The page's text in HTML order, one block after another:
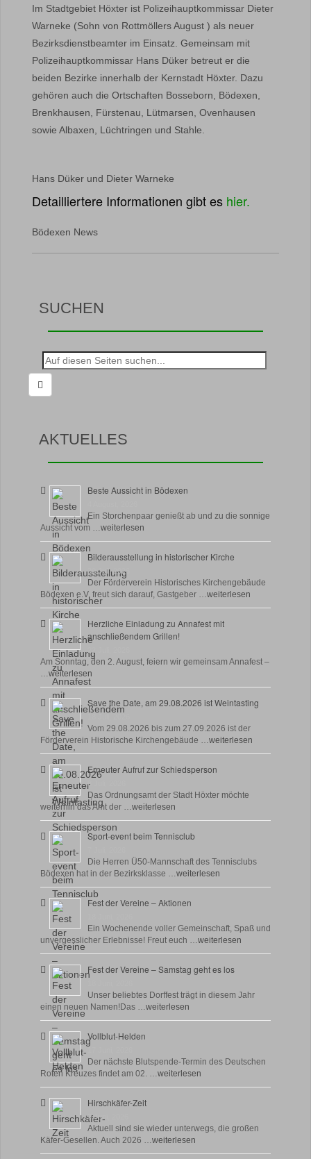
Im Stadtgebiet Höxter ist Polizeihauptkommissar Dieter
Warneke (Sohn von Rottmöllers August ) als neuer
Bezirksdienstbeamter im Einsatz. Gemeinsam mit
Polizeihauptkommissar Hans Düker betreut er die
beiden Bezirke innerhalb der Kernstadt Höxter. Dazu
gehören auch die Ortschaften Bosseborn, Bödexen,
Brenkhausen, Fürstenau, Lütmarsen, Ovenhausen
sowie Albaxen, Lüchtringen und Stahle.
Hans Düker und Dieter Warneke
Detailliertere Informationen gibt es hier.
Bödexen News
SUCHEN
Suche
nach:
AKTUELLES
Beste Aussicht in Bödexen
Ein Storchenpaar genießt ab und zu die sonnige
Aussicht vom …weiterlesen
Bilderausstellung in historischer Kirche
30 Juli, 2026
Der Förderverein Historisches Kirchengebäude
Bödexen e.V. freut sich darauf, Gastgeber …weiterlesen
Herzliche Einladung zu Annafest mit
anschließendem Grillen!
Am Sonntag, den 2. August, feiern wir gemeinsam Annafest –
…weiterlesen
Save the Date, am 29.08.2026 ist Weintasting
Vom 29.08.2026 bis zum 27.09.2026 ist der
Förderverein Historische Kirchengebäude …weiterlesen
Erneuter Aufruf zur Schiedsperson
8 Juli, 2026
Das Ordnungsamt der Stadt Höxter möchte
weiterhin das Amt der …weiterlesen
Sport-event beim Tennisclub
Die Herren Ü50-Mannschaft des Tennisclubs
Bödexen hat in der Bezirksklasse …weiterlesen
Fest der Vereine – Aktionen
Ein Wochenende voller Gemeinschaft, Spaß und
unvergesslicher Erlebnisse! Freut euch …weiterlesen
Fest der Vereine – Samstag geht es los
Unser beliebtes Dorffest trägt in diesem Jahr
einen neuen Namen!Das …weiterlesen
Vollblut-Helden
Der nächste Blutspende-Termin des Deutschen
Roten Kreuzes findet am 02. …weiterlesen
Hirschkäfer-Zeit
9 Juni, 2026
Aktuell sind sie wieder unterwegs, die großen
Käfer-Gesellen. Auch 2026 …weiterlesen